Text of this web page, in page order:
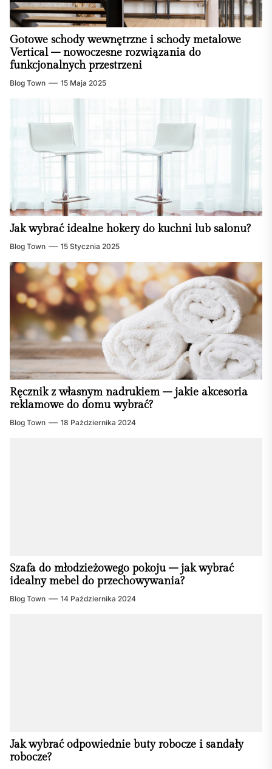
Gotowe schody wewnętrzne i schody metalowe
Vertical – nowoczesne rozwiązania do
funkcjonalnych przestrzeni
Blog Town 15 Maja 2025
Jak wybrać idealne hokery do kuchni lub salonu?
Blog Town 15 Stycznia 2025
Ręcznik z własnym nadrukiem – jakie akcesoria
reklamowe do domu wybrać?
Blog Town 18 Października 2024
Szafa do młodzieżowego pokoju – jak wybrać
idealny mebel do przechowywania?
Blog Town 14 Października 2024
Jak wybrać odpowiednie buty robocze i sandały
robocze?